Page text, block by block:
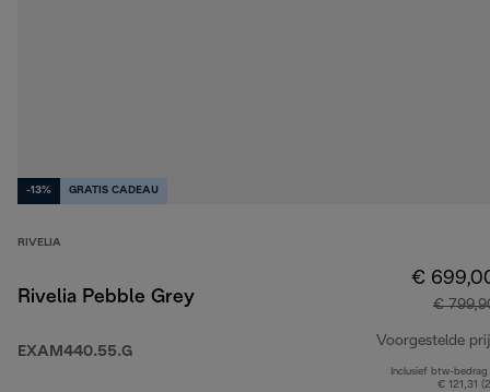
-13% GRATIS CADEAU
RIVELIA
Rivelia Pebble Grey
EXAM440.55.G
€
€
Voorgestelde
Inclusief btw-bedrag
€ 121,31